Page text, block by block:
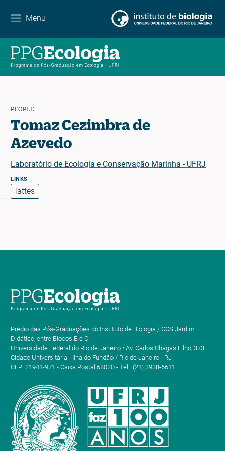
Menu
News
Contact
PEOPLE
Tomaz Cezimbra de
Azevedo
Laboratório de Ecologia e Conservação Marinha - UFRJ
lattes
Prédio das Pós-Graduações do Instituto de Biologia / CCS Jardim
Didático, entre Blocos B e C
Universidade Federal do Rio de Janeiro • Av. Carlos Chagas Filho, 373
Cidade Universitária - Ilha do Fundão / Rio de Janeiro - RJ
CEP: 21941-971 - Caixa Postal 68020 - Tel.: (21) 3938-6611